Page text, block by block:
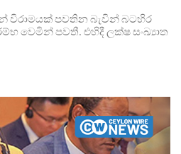
විරාමයක් පවතින බැවින් බටහිර
වෙමින් පවතී. එහිදී ලක්ෂ සංඛ්‍යාත